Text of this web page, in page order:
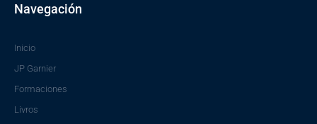
k
-
a
m
Navegación
Inicio
JP Garnier
Formaciones
Livros